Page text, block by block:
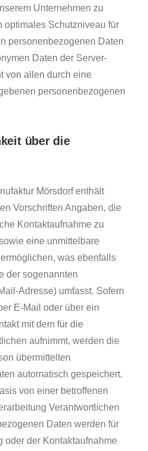
Unternehmen zu
optimales Schutzniveau für
personenbezogenen Daten
Daten der Server-
von allen durch eine
personenbezogenen
über die
Mörsdorf enthält
Vorschriften Angaben, die
Kontaktaufnahme zu
eine unmittelbare
was ebenfalls
der sogenannten
Adresse) umfasst. Sofern
E-Mail oder über ein
mit dem für die
aufnimmt, werden die
übermittelten
automatisch gespeichert.
von einer betroffenen
Verantwortlichen
Daten werden für
oder der Kontaktaufnahme